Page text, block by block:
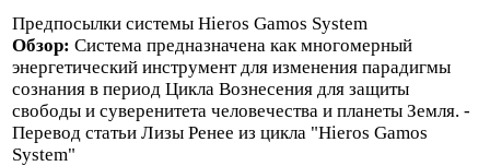
Предпосылки системы Hieros Gamos System
Обзор: Система предназначена как многомерный
энергетический инструмент для изменения парадигмы
сознания в период Цикла Вознесения для защиты
свободы и суверенитета человечества и планеты Земля. -
Перевод статьи Лизы Ренее из цикла "Hieros Gamos
System"